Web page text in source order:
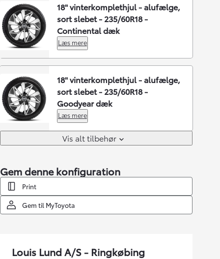
18" vinterkomplethjul - alufælge,
sort slebet - 235/60R18 -
Continental dæk
Læs mere
18" vinterkomplethjul - alufælge,
sort slebet - 235/60R18 -
Goodyear dæk
Læs mere
Vis alt tilbehør
Gem denne konfiguration
Print
Gem til MyToyota
Louis Lund A/S - Ringkøbing